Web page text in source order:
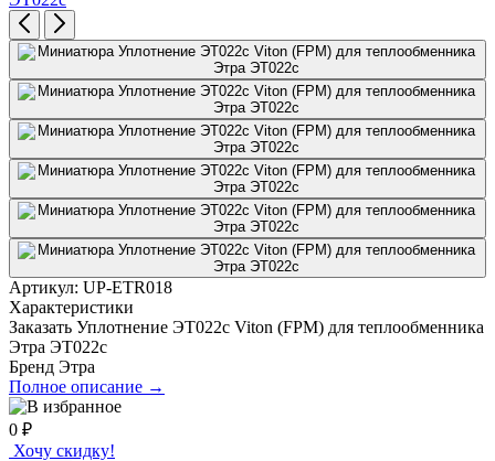
Артикул: UP-ETR018
Характеристики
Заказать Уплотнение ЭТ022с Viton (FPM) для теплообменника
Этра ЭТ022с
Бренд Этра
Полное описание →
0 ₽
Хочу скидку!